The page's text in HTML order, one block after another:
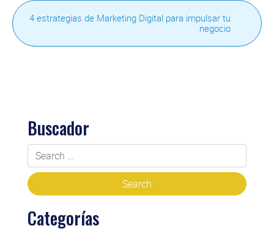
4 estrategias de Marketing Digital para impulsar tu
negocio
Buscador
Categorías